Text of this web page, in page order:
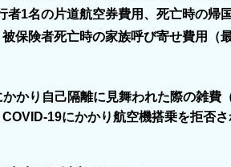
者1名の片道航空券費用、死亡時の帰
被保険者死亡時の家族呼び寄せ費用（
かかり自己隔離に見舞われた際の雑費
19にかかり航空機搭乗を拒否